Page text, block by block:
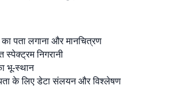
पता लगाना और मानचित्रण
स्पेक्ट्रम निगरानी
भू-स्थान
के लिए डेटा संलयन और विश्लेषण